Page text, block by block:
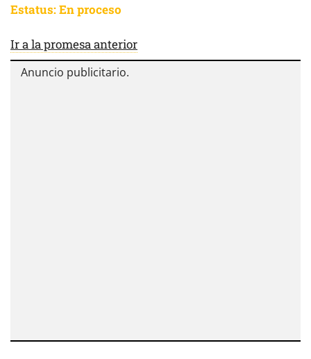
Estatus: En proceso
Ir a la promesa anterior